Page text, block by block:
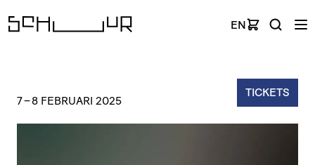
EN
TICKETS
7–8 FEBRUARI 2025